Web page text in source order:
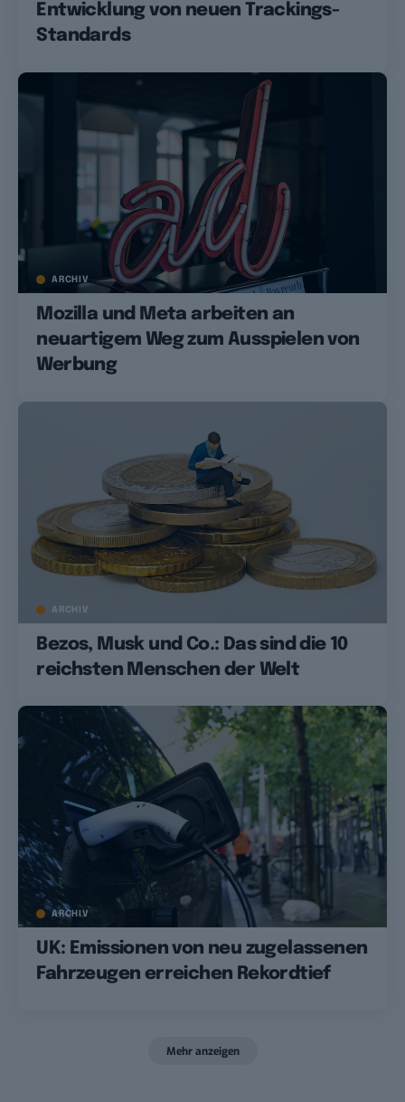
Entwicklung von neuen Trackings-
Standards
ARCHIV
Mozilla und Meta arbeiten an
neuartigem Weg zum Ausspielen von
Werbung
ARCHIV
Bezos, Musk und Co.: Das sind die 10
reichsten Menschen der Welt
ARCHIV
UK: Emissionen von neu zugelassenen
Fahrzeugen erreichen Rekordtief
Mehr anzeigen